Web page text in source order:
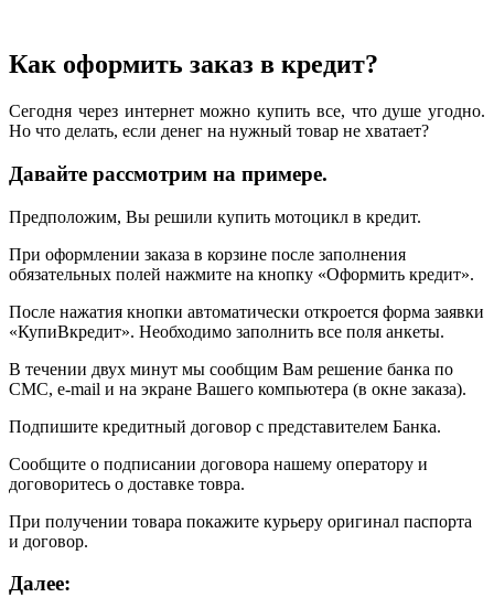
Как оформить заказ в кредит?
Сегодня через интернет можно купить все, что душе угодно.
Но что делать, если денег на нужный товар не хватает?
Давайте рассмотрим на примере.
Предположим, Вы решили купить мотоцикл в кредит.
При оформлении заказа в корзине после заполнения
обязательных полей нажмите на кнопку «Оформить кредит».
После нажатия кнопки автоматически откроется форма заявки
«КупиВкредит». Необходимо заполнить все поля анкеты.
В течении двух минут мы сообщим Вам решение банка по
СМС, e-mail и на экране Вашего компьютера (в окне заказа).
Подпишите кредитный договор с представителем Банка.
Сообщите о подписании договора нашему оператору и
договоритесь о доставке товра.
При получении товара покажите курьеру оригинал паспорта
и договор.
Далее: